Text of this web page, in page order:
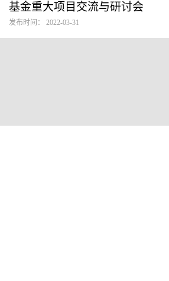
基金重大项目交流与研讨会
发布时间： 2022-03-31